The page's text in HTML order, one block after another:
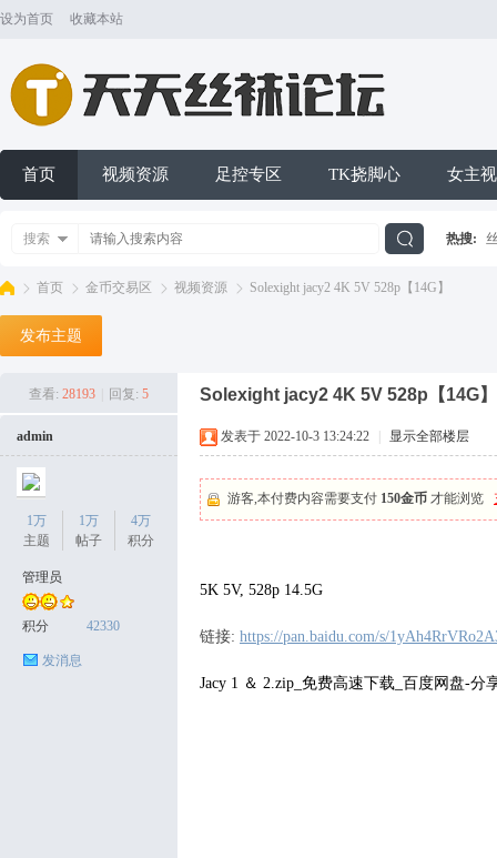
设为首页 收藏本站
首页 视频资源 足控专区 TK挠脚心 女主
搜索 热搜:
首页 金币交易区 视频资源 Solexight jacy2 4K 5V 528p【14G】
发布主题
查看: 28193 回复: 5 Solexight jacy2 4K 5V 528p【14G】
admin
1万
主题
1万
帖子
4万
积分
管理员
积分 42330
发消息
发表于 2022-10-3 13:24:22 显示全部楼层
游客,本付费内容需要支付 150金币 才能浏览
5K 5V, 528p 14.5G
链接: https://pan.baidu.com/s/
Jacy 1 ＆ 2.zip_免费高速下载_百度网盘-分